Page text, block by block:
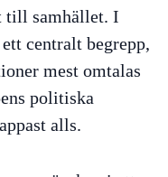
till samhället. I
centralt begrepp,
mest omtalas
politiska
alls.